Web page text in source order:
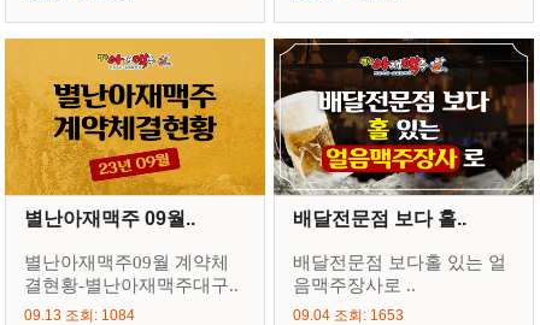
별난아재맥주 09월..
별난아재맥주09월 계약체
결현황-별난아재맥주대구..
09.13 조회: 1084
배달전문점 보다 홀..
배달전문점 보다홀 있는 얼
음맥주장사로 ..
09.04 조회: 1653